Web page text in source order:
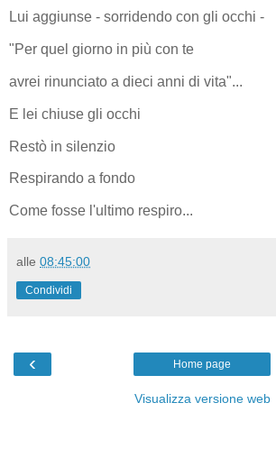
Lui aggiunse - sorridendo con gli occhi -
"Per quel giorno in più con te
avrei rinunciato a dieci anni di vita"...
E lei chiuse gli occhi
Restò in silenzio
Respirando a fondo
Come fosse l'ultimo respiro...
alle 08:45:00
Condividi
‹ Home page
Visualizza versione web